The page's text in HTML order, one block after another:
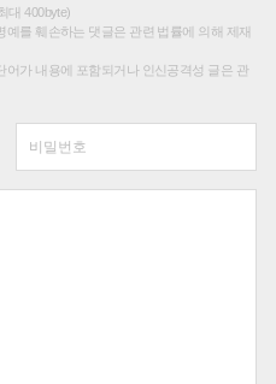
대 400byte)
를 훼손하는 댓글은 관련 법률에 의해 제재
어가 내용에 포함되거나 인신공격성 글은 관